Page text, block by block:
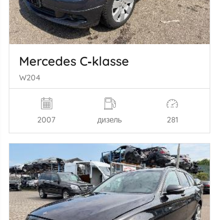
Mercedes C‑klasse
W204
2007 дизель 281